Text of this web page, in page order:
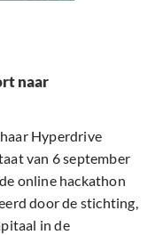
naar
Hyperdrive
van 6 september
online hackathon
door de stichting,
in de